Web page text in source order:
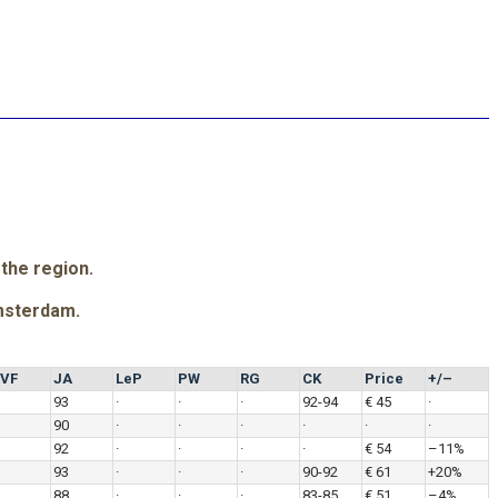
region.
JA LeP PW RG CK Price
+/–
93
· · · 92-94 € 45
·
90
· · · · ·
·
92
· · · · € 54
–11%
93
· · · 90-92 € 61
+20%